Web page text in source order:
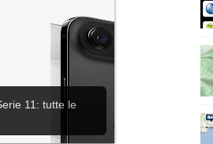
11: tutte le